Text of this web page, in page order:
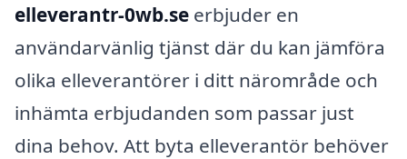
elleverantr-0wb.se erbjuder en
användarvänlig tjänst där du kan jämföra
olika elleverantörer i ditt närområde och
inhämta erbjudanden som passar just
dina behov. Att byta elleverantör behöver